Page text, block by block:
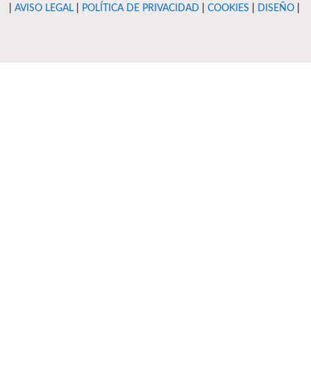
AVISO LEGAL| POLÍTICA DE PRIVACIDAD COOKIES DISEÑO|